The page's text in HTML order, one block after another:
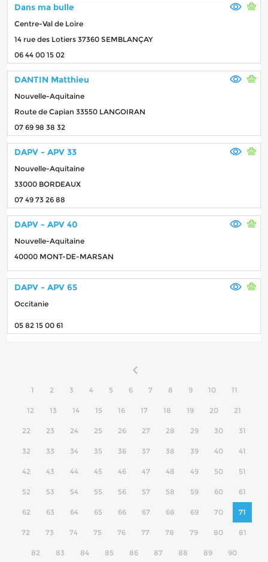
Dans ma bulle
Centre-Val de Loire
14 rue des Lotiers 37360 SEMBLANÇAY
06 44 00 15 02
DANTIN Matthieu
Nouvelle-Aquitaine
Route de Capian 33550 LANGOIRAN
07 69 98 38 32
DAPV - APV 33
Nouvelle-Aquitaine
33000 BORDEAUX
07 49 73 26 88
DAPV - APV 40
Nouvelle-Aquitaine
40000 MONT-DE-MARSAN
DAPV - APV 65
Occitanie
05 82 15 00 61
1 2 3 4 5 6 7 8 9 10 11
12 13 14 15 16 17 18 19 20 21
22 23 24 25 26 27 28 29 30 31
32 33 34 35 36 37 38 39 40 41
42 43 44 45 46 47 48 49 50 51
52 53 54 55 56 57 58 59 60 61
62 63 64 65 66 67 68 69 70 71
72 73 74 75 76 77 78 79 80 81
82 83 84 85 86 87 88 89 90